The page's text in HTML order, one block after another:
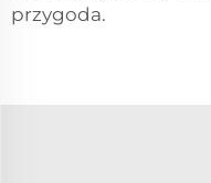
przygoda.